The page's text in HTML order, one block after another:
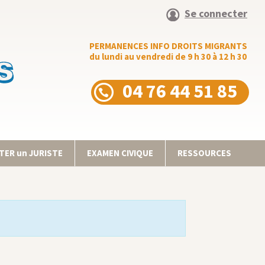
Se connecter
PERMANENCES INFO DROITS MIGRANTS
du lundi au vendredi de 9 h 30 à 12 h 30
04 76 44 51 85
un JURISTE EXAMEN CIVIQUE RESSOURCES